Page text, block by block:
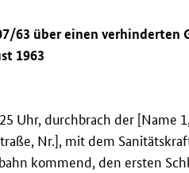
63 über einen verhinderten
1963
Uhr, durchbrach der [Name
Nr.], mit dem
kommend, den ersten